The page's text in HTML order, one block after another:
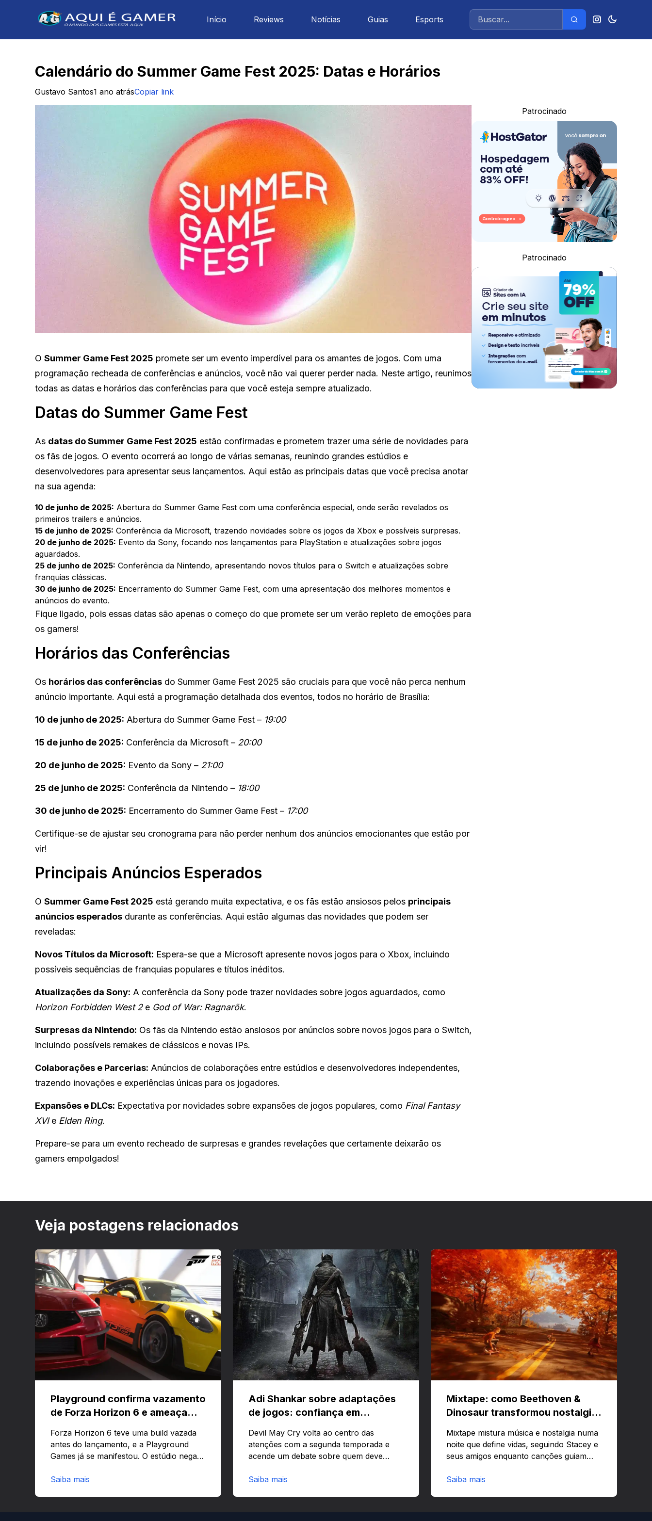
Início Reviews Notícias Guias Esports
Calendário do Summer Game Fest 2025: Datas e Horários
Gustavo Santos1 ano atrásCopiar link
O Summer Game Fest 2025 promete ser um evento imperdível para os amantes de jogos. Com uma
programação recheada de conferências e anúncios, você não vai querer perder nada. Neste artigo, reunimos
todas as datas e horários das conferências para que você esteja sempre atualizado.
Datas do Summer Game Fest
As datas do Summer Game Fest 2025 estão confirmadas e prometem trazer uma série de novidades para
os fãs de jogos. O evento ocorrerá ao longo de várias semanas, reunindo grandes estúdios e
desenvolvedores para apresentar seus lançamentos. Aqui estão as principais datas que você precisa anotar
na sua agenda:
10 de junho de 2025: Abertura do Summer Game Fest com uma conferência especial, onde serão revelados os
primeiros trailers e anúncios.
15 de junho de 2025: Conferência da Microsoft, trazendo novidades sobre os jogos da Xbox e possíveis surpresas.
20 de junho de 2025: Evento da Sony, focando nos lançamentos para PlayStation e atualizações sobre jogos
aguardados.
25 de junho de 2025: Conferência da Nintendo, apresentando novos títulos para o Switch e atualizações sobre
franquias clássicas.
30 de junho de 2025: Encerramento do Summer Game Fest, com uma apresentação dos melhores momentos e
anúncios do evento.
Fique ligado, pois essas datas são apenas o começo do que promete ser um verão repleto de emoções para
os gamers!
Horários das Conferências
Os horários das conferências do Summer Game Fest 2025 são cruciais para que você não perca nenhum
anúncio importante. Aqui está a programação detalhada dos eventos, todos no horário de Brasília:
10 de junho de 2025: Abertura do Summer Game Fest – 19:00
15 de junho de 2025: Conferência da Microsoft – 20:00
20 de junho de 2025: Evento da Sony – 21:00
25 de junho de 2025: Conferência da Nintendo – 18:00
30 de junho de 2025: Encerramento do Summer Game Fest – 17:00
Certifique-se de ajustar seu cronograma para não perder nenhum dos anúncios emocionantes que estão por
vir!
Principais Anúncios Esperados
O Summer Game Fest 2025 está gerando muita expectativa, e os fãs estão ansiosos pelos principais
anúncios esperados durante as conferências. Aqui estão algumas das novidades que podem ser
reveladas:
Novos Títulos da Microsoft: Espera-se que a Microsoft apresente novos jogos para o Xbox, incluindo
possíveis sequências de franquias populares e títulos inéditos.
Atualizações da Sony: A conferência da Sony pode trazer novidades sobre jogos aguardados, como
Horizon Forbidden West 2e God of War: Ragnarök.
Surpresas da Nintendo: Os fãs da Nintendo estão ansiosos por anúncios sobre novos jogos para o Switch,
incluindo possíveis remakes de clássicos e novas IPs.
Colaborações e Parcerias: Anúncios de colaborações entre estúdios e desenvolvedores independentes,
trazendo inovações e experiências únicas para os jogadores.
Expansões e DLCs: Expectativa por novidades sobre expansões de jogos populares, como Final Fantasy
XVIe Elden Ring.
Prepare-se para um evento recheado de surpresas e grandes revelações que certamente deixarão os
gamers empolgados!
Patrocinado
Patrocinado
Veja postagens relacionados
Playground confirma vazamento
de Forza Horizon 6 e ameaça
Forza Horizon 6 teve uma build vazada
antes do lançamento, e a Playground
Games já se manifestou. O estúdio nega
preload e avisa que quem usar versões
Saiba mais
Adi Shankar sobre adaptações
de jogos: confiança em
Devil May Cry volta ao centro das
atenções com a segunda temporada e
acende um debate sobre quem deve
corporações ou criativos? Quer saber
Saiba mais
Mixtape: como Beethoven &
Dinosaur transformou nostalgia
Mixtape mistura música e nostalgia numa
noite que define vidas, seguindo Stacey e
seus amigos enquanto canções guiam
saber como uma trilha pode virar
Saiba mais